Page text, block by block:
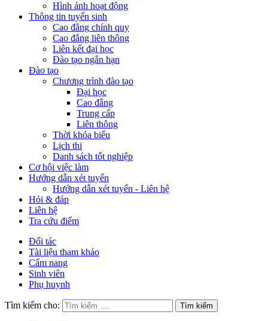
Hình ảnh hoạt động
Thông tin tuyển sinh
Cao đẳng chính quy
Cao đẳng liên thông
Liên kết đại học
Đào tạo ngắn hạn
Đào tạo
Chương trình đào tạo
Đại học
Cao đẳng
Trung cấp
Liên thông
Thời khóa biểu
Lịch thi
Danh sách tốt nghiệp
Cơ hội việc làm
Hướng dẫn xét tuyển
Hướng dẫn xét tuyển - Liên hệ
Hỏi & đáp
Liên hệ
Tra cứu điểm
Đối tác
Tài liệu tham khảo
Cẩm nang
Sinh viên
Phụ huynh
Tìm kiếm cho: